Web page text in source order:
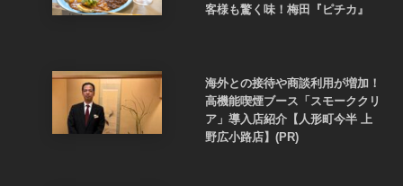
客様も驚く味！梅田『ピチカ』
海外との接待や商談利用が増加！
高機能喫煙ブース「スモーククリ
ア」導入店紹介【人形町今半 上
野広小路店】(PR)